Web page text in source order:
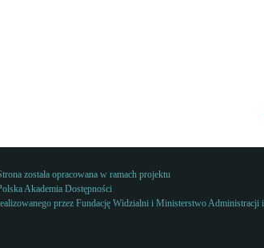
została opracowana w ramach projektu
Akademia Dostępności
przez Fundację Widzialni i Ministerstwo Administracji